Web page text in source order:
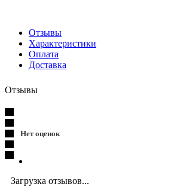
Отзывы
Характеристики
Оплата
Доставка
Отзывы
Нет оценок
Загрузка отзывов...